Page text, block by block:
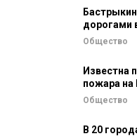
дорогами
Общество
Известна
пожара на
Общество
В 20